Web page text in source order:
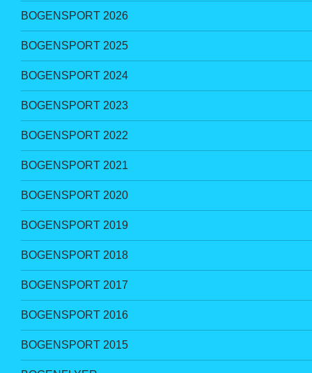
BOGENSPORT 2026
BOGENSPORT 2025
BOGENSPORT 2024
BOGENSPORT 2023
BOGENSPORT 2022
BOGENSPORT 2021
BOGENSPORT 2020
BOGENSPORT 2019
BOGENSPORT 2018
BOGENSPORT 2017
BOGENSPORT 2016
BOGENSPORT 2015